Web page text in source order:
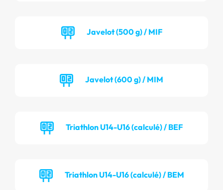
Javelot (500 g) / MIF
Javelot (600 g) / MIM
Triathlon U14-U16 (calculé) / BEF
Triathlon U14-U16 (calculé) / BEM